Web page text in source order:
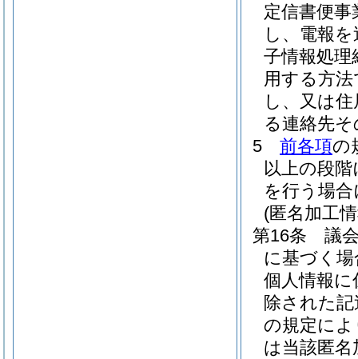
定信書便
し、電報
子情報処
用する方
し、又は
る連絡先
5
前各項の
以上の段
を行う場
(匿名加工
第16条
議
に基づく
個人情報
除された
の規定に
は当該匿